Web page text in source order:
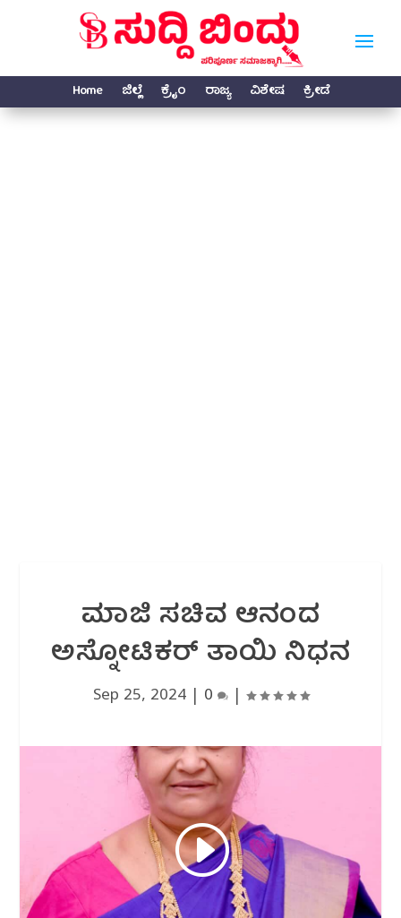
Home ಜಿಲ್ಲೆ ಕ್ರೈಂ ರಾಜ್ಯ ವಿಶೇಷ ಕ್ರೀಡೆ
ಮಾಜಿ ಸಚಿವ ಆನಂದ
ಅಸ್ನೋಟಿಕರ್ ತಾಯಿ ನಿಧನ
Sep 25, 2024| 0 |